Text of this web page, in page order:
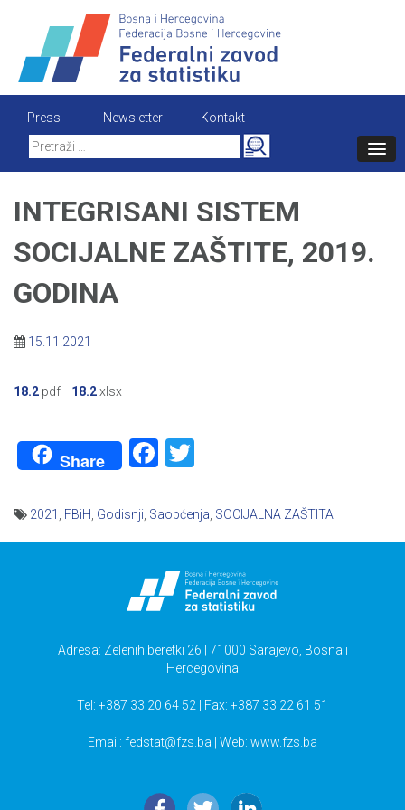
content
Press Newsletter
Kontakt
Search
for:
INTEGRISANI SISTEM
SOCIJALNE ZAŠTITE, 2019.
GODINA
15.11.2021
18.2 pdf 18.2xlsx
Share Facebook
2021 FBiH Godisnji Saopćenja SOCIJALNA ZAŠTITA
Adresa: Zelenih beretki 26 | 71000 Sarajevo, Bosna i
Hercegovina
Tel: +387 33 20 64 52 | Fax: +387 33 22 61 51
Email: fedstat@fzs.ba | Web: www.fzs.ba